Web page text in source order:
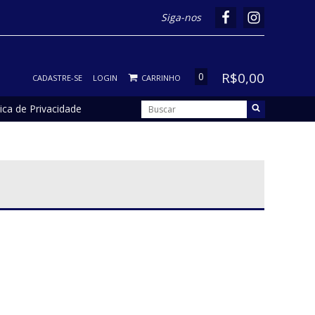
Siga-nos
CADASTRE-SE LOGIN CARRINHO 0 R$0,00
de Privacidade